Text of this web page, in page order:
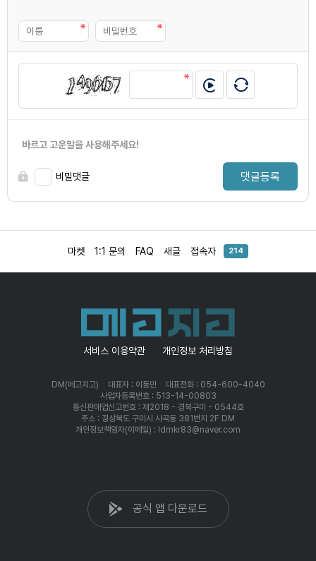
바르고 고운말을 사용해주세요!
비밀댓글 댓글등록
마켓 1:1 문의 FAQ 새글 접속자 214
서비스 이용약관 개인정보 처리방침
DM(메고지고) 대표자 : 이동민
대표전화 : 054-600-4040
사업자등록번호 : 513-14-00803
통신판매업신고번호 : 제2018 - 경북구미 - 0544호
주소 : 경상북도 구미시 사곡동 381번지 2F DM
개인정보책임자(이메일) : ldmkr83@naver.com
공식 앱 다운로드